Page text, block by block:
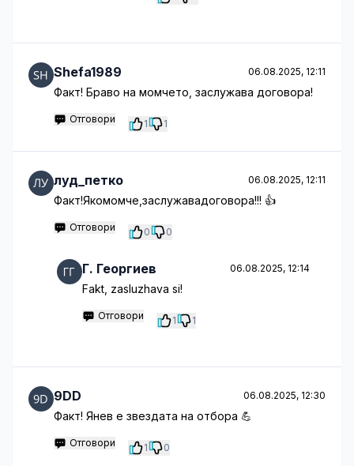
Shefa1989 06.08.2025, 12:11
Факт! Браво на момчето, заслужава договора!
Отговори 1 1
луд_петко 06.08.2025, 12:11
Факт!Якомомче,заслужавадоговора!!! 👍
Отговори 0 0
Г. Георгиев 06.08.2025, 12:14
Fakt, zasluzhava si!
Отговори 1 1
9DD 06.08.2025, 12:30
Факт! Янев е звездата на отбора 💪
Отговори 1 0